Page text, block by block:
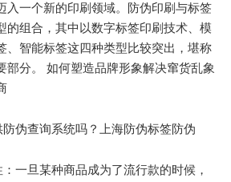
入一个新的印刷领域。防伪印刷与标签
的组合，其中以数字标签印刷技术、模
、智能标签这四种类型比较突出，堪称
部分。 如何塑造品牌形象解决窜货乱象
防伪查询系统吗？上海防伪标签防伪
一旦某种商品成为了流行款的时候，